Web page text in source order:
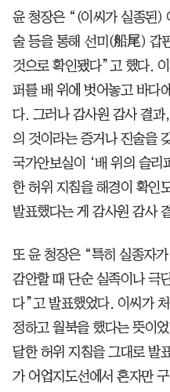
윤 청장은 “(이씨가 실종된)
술 등을 통해 선미(船尾) 갑
것으로 확인됐다”고 했다.
퍼를 배 위에 벗어놓고 바다
다. 그러나 감사원 감사 결
의 것이라는 증거나 진술을
국가안보실이 ‘배 위의 슬리
한 허위 지침을 해경이 확인
발표했다는 게 감사원 감사
또 윤 청장은 “특히 실종자
감안할 때 단순 실족이나 극
다”고 발표했었다. 이씨가
정하고 월북을 했다는 뜻이
달한 허위 지침을 그대로 발
가 어업지도선에서 혼자만